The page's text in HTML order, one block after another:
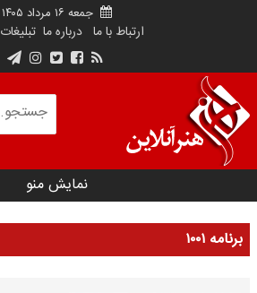
جمعه ۱۶ مرداد ۱۴۰۵
ارتباط با ما درباره ما تبلیغات
نمایش منو
برنامه ۱۰۰۱